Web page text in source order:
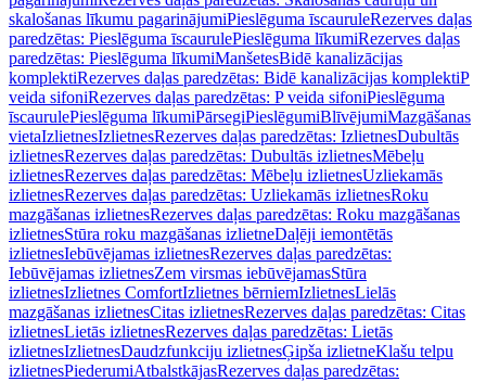
skalošanas līkumu pagarinājumiPieslēguma īscauruleRezerves daļas
paredzētas: Pieslēguma īscaurulePieslēguma līkumiRezerves daļas
paredzētas: Pieslēguma līkumiManšetesBidē kanalizācijas
komplektiRezerves daļas paredzētas: Bidē kanalizācijas komplektiP
veida sifoniRezerves daļas paredzētas: P veida sifoniPieslēguma
īscaurulePieslēguma līkumiPārsegiPieslēgumiBlīvējumiMazgāšanas
vietaIzlietnesIzlietnesRezerves daļas paredzētas: IzlietnesDubultās
izlietnesRezerves daļas paredzētas: Dubultās izlietnesMēbeļu
izlietnesRezerves daļas paredzētas: Mēbeļu izlietnesUzliekamās
izlietnesRezerves daļas paredzētas: Uzliekamās izlietnesRoku
mazgāšanas izlietnesRezerves daļas paredzētas: Roku mazgāšanas
izlietnesStūra roku mazgāšanas izlietneDaļēji iemontētās
izlietnesIebūvējamas izlietnesRezerves daļas paredzētas:
Iebūvējamas izlietnesZem virsmas iebūvējamasStūra
izlietnesIzlietnes ComfortIzlietnes bērniemIzlietnesLielās
mazgāšanas izlietnesCitas izlietnesRezerves daļas paredzētas: Citas
izlietnesLietās izlietnesRezerves daļas paredzētas: Lietās
izlietnesIzlietnesDaudzfunkciju izlietnesĢipša izlietneKlašu telpu
izlietnesPiederumiAtbalstkājasRezerves daļas paredzētas: